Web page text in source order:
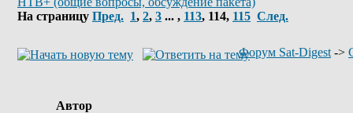
На страницу Пред. 1, 2, 3 ... , 113, 114, 115 След.
Форум Sat-Digest ->
Автор